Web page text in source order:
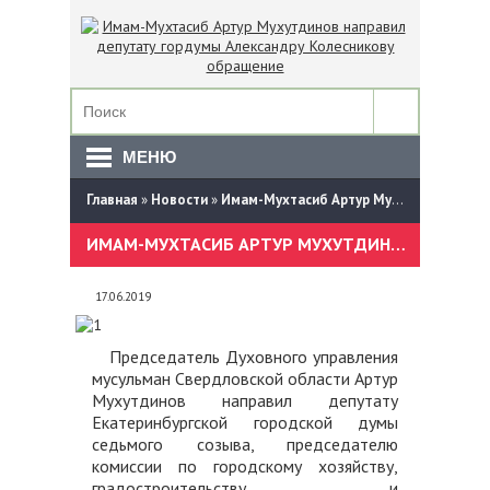
МЕНЮ
Главная » Новости» Имам-Мухтасиб Артур Мухутдинов направил депутату гордумы Александру Колесникову обращение
ИМАМ-МУХТАСИБ АРТУР МУХУТДИНОВ НАПРАВИЛ ДЕПУТАТУ ГОРДУМЫ АЛЕКСАНДРУ КОЛЕСНИКОВУ ОБРАЩЕНИЕ
17.06.2019
Председатель Духовного управления
мусульман Свердловской области Артур
Мухутдинов направил депутату
Екатеринбургской городской думы
седьмого созыва, председателю
комиссии по городскому хозяйству,